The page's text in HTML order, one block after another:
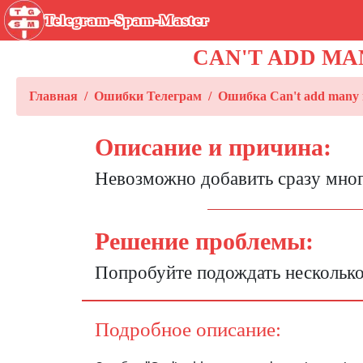
Telegram-Spam-Master
CAN'T ADD
Главная Ошибки Телеграм Ошибка Can't add many
Описание и причина:
Невозможно добавить сразу
Решение проблемы:
Попробуйте подождать
Подробное описание: